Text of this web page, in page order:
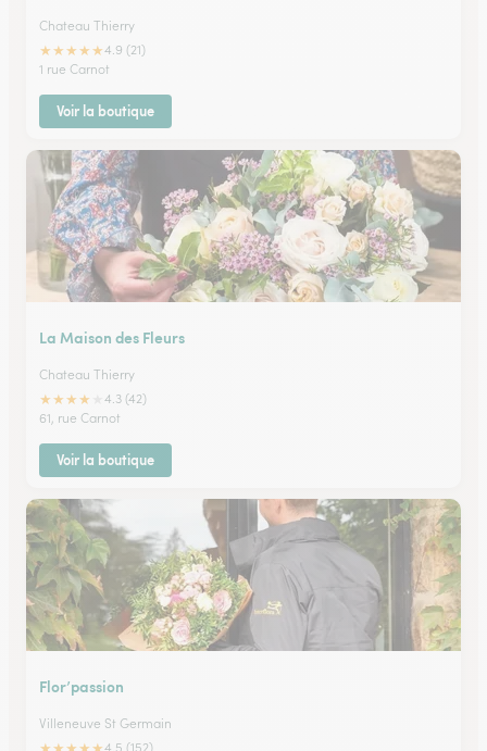
Chateau Thierry
★★★★★4.9 (21)
1 rue Carnot
Voir la boutique
La Maison des Fleurs
Chateau Thierry
★★★★
4.3 (42)
61, rue Carnot
Voir la boutique
Flor’passion
Villeneuve St Germain
4.5 (152)